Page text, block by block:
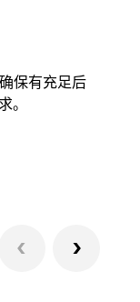
保有充足后
。